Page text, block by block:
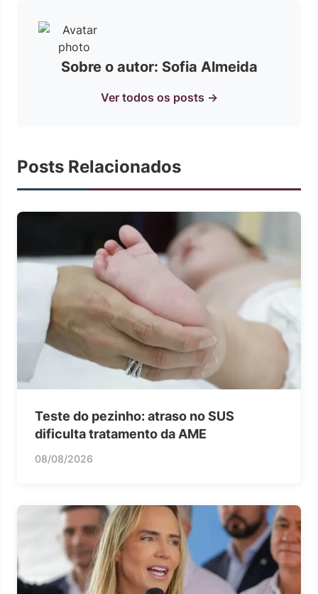
Sobre o autor: Sofia Almeida
Ver todos os posts →
Posts Relacionados
Teste do pezinho: atraso no SUS
dificulta tratamento da AME
08/08/2026